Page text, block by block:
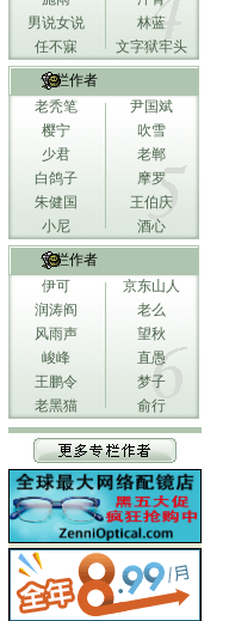
男说女说
林蓝
任不寐
文字狱牢头
专栏作者
老秃笔
尹国斌
樱宁
吹雪
少君
老郸
白鸽子
摩罗
朱健国
王伯庆
小尼
酒心
专栏作者
伊可
京东山人
润涛阎
老么
风雨声
望秋
峻峰
直愚
王鹏令
梦子
老黑猫
俞行